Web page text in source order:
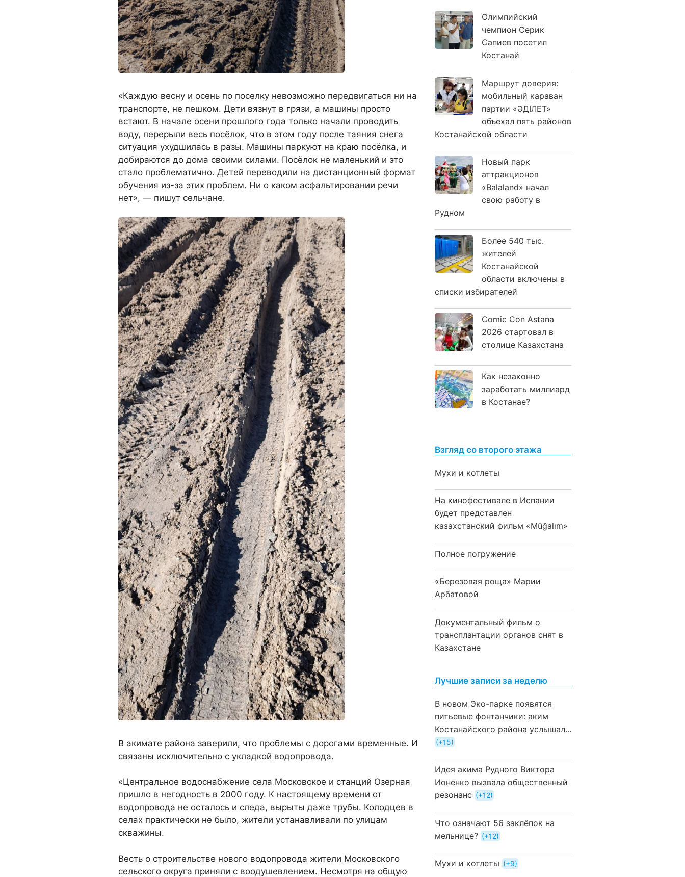
«Каждую весну и осень по поселку невозможно передвигаться ни на
транспорте, не пешком. Дети вязнут в грязи, а машины просто
встают. В начале осени прошлого года только начали проводить
воду, перерыли весь посёлок, что в этом году после таяния снега
ситуация ухудшилась в разы. Машины паркуют на краю посёлка, и
добираются до дома своими силами. Посёлок не маленький и это
стало проблематично. Детей переводили на дистанционный формат
обучения из-за этих проблем. Ни о каком асфальтировании речи
нет», — пишут сельчане.
В акимате района заверили, что проблемы с дорогами временные. И
связаны исключительно с укладкой водопровода.
«Центральное водоснабжение села Московское и станций Озерная
пришло в негодность в 2000 году. К настоящему времени от
водопровода не осталось и следа, вырыты даже трубы. Колодцев в
селах практически не было, жители устанавливали по улицам
скважины.
Весть о строительстве нового водопровода жители Московского
сельского округа приняли с воодушевлением. Несмотря на общую
Олимпийский
чемпион Серик
Сапиев посетил
Костанай
Маршрут доверия:
мобильный караван
партии «ӘДІЛЕТ»
объехал пять районов
Костанайской области
Новый парк
аттракционов
«Balaland» начал
свою работу в
Рудном
Более 540 тыс.
жителей
Костанайской
области включены в
списки избирателей
Comic Con Astana
2026 стартовал в
столице Казахстана
Как незаконно
заработать миллиард
в Костанае?
Взгляд со второго этажа
Мухи и котлеты
На кинофестивале в Испании
будет представлен
казахстанский фильм «Mūğalım»
Полное погружение
«Березовая роща» Марии
Арбатовой
Документальный фильм о
трансплантации органов снят в
Казахстане
Лучшие записи за неделю
В новом Эко-парке появятся
питьевые фонтанчики: аким
Костанайского района услышал...
+15
Идея акима Рудного Виктора
Ионенко вызвала общественный
резонанс
+12
Что означают 56 заклёпок на
мельнице?
+12
Мухи и котлеты +9